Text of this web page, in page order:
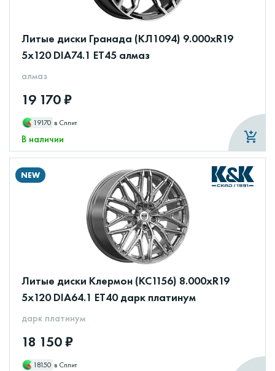
Литые диски Гранада (КЛ1094) 9.000xR19
5x120 DIA74.1 ET45 алмаз
алмаз
19 170 ₽
19170 в Сплит
В наличии
NEW
Литые диски Клермон (КС1156) 8.000xR19
5x120 DIA64.1 ET40 дарк платинум
дарк платинум
18 150 ₽
18150 в Сплит